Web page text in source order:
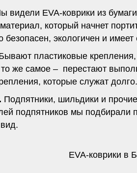
видели EVA-коврики из
который начнет
безопасен, экологичен и
пластиковые
же самое – перестают
которые служат
Подпятники, шильдики и
подпятников мы подбирали